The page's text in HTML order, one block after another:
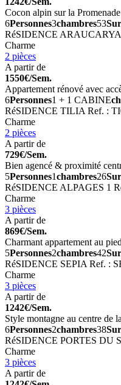
Cocon alpin sur la
6Personnes3chambres53
RéSIDENCE ARAUCARYA
Charme
2 pièces
A partir de
1550€/Sem.
Appartement rénové avec
6Personnes1 + 1 CABINE
RéSIDENCE TILIA Ref. :
Charme
2 pièces
A partir de
729€/Sem.
Bien agencé & proximité
5Personnes1chambres26
RéSIDENCE ALPAGES 1
Charme
3 pièces
A partir de
869€/Sem.
Charmant appartement au
5Personnes2chambres42
RéSIDENCE SEPIA Ref. :
Charme
3 pièces
A partir de
1242€/Sem.
Style montagne au centre de
6Personnes2chambres38
RéSIDENCE PORTES DU
Charme
3 pièces
A partir de